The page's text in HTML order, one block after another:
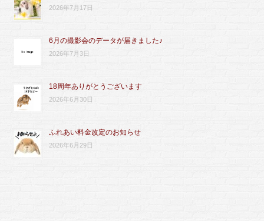
2026年7月17日
6月の撮影会のデータが届きました♪
2026年7月3日
18周年ありがとうございます
2026年6月30日
ふれあい料金改定のお知らせ
2026年6月29日